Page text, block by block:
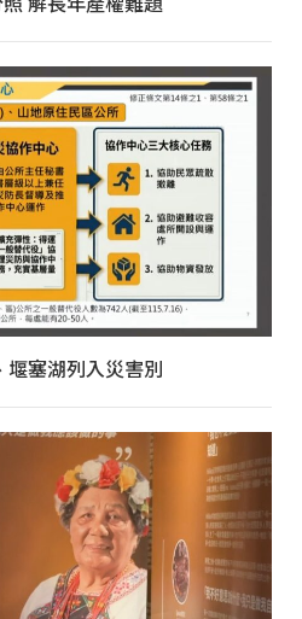
塞湖列入災害別